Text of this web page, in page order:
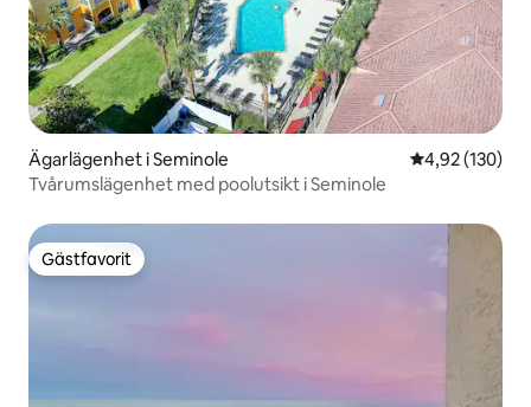
Ägarlägenhet i Seminole 4,92 av 5 i
4,92 (130)
Tvårumslägenhet med poolutsikt i Seminole
Gästfavorit
Gästfavorit